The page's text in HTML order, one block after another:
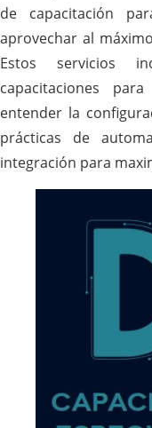
de capacitación
aprovechar al
Estos servicios
capacitaciones
entender la
prácticas de
integración para